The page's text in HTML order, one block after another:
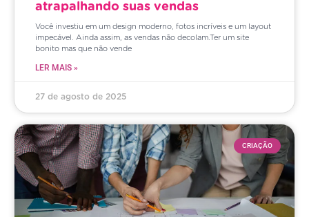
atrapalhando suas vendas
Você investiu em um design moderno, fotos incríveis e um layout
impecável. Ainda assim, as vendas não decolam.Ter um site
bonito mas que não vende
LER MAIS »
27 de agosto de 2025
CRIAÇÃO